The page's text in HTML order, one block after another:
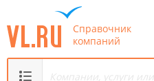
Справочник
компаний